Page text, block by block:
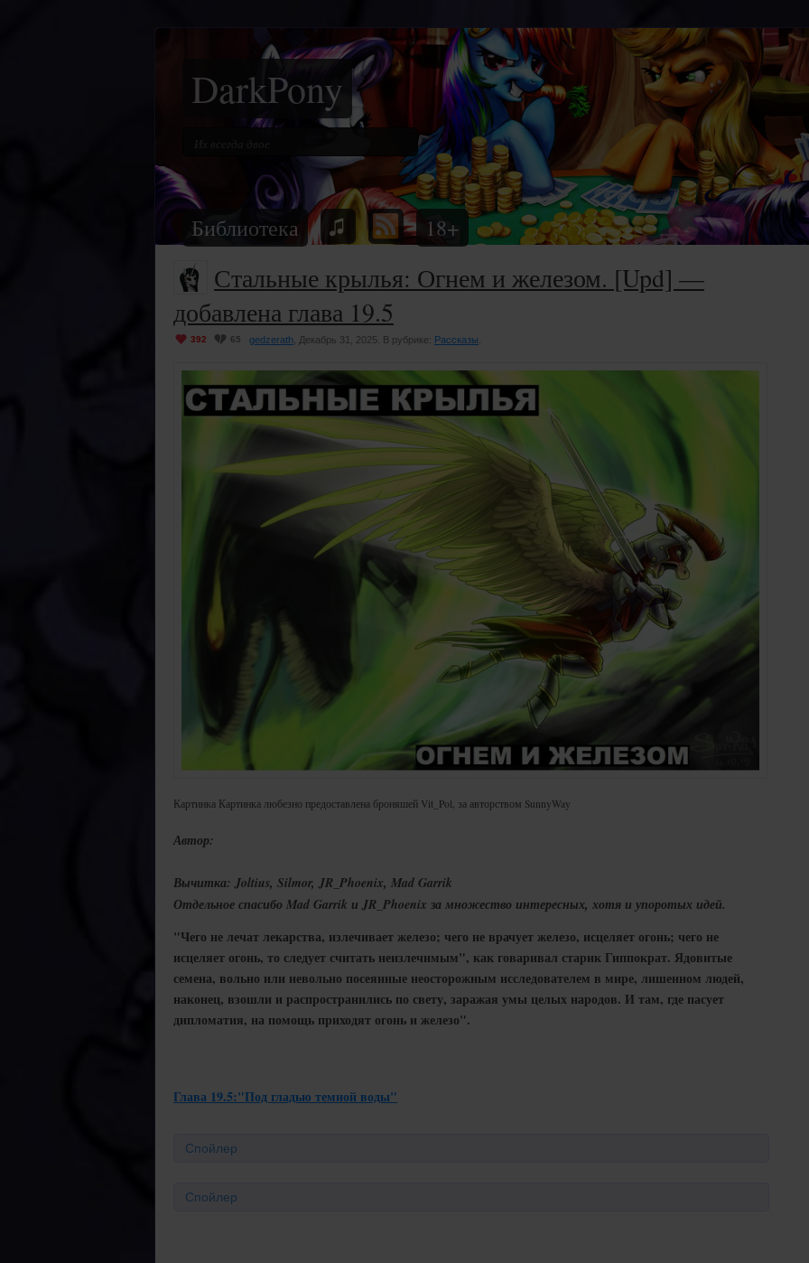
DarkPony
Библиотека 18+
Стальные крылья: Огнем и железом. [Upd] —
добавлена глава 19.5
392 65 gedzerath , Декабрь 31, 2025. В рубрике: Рассказы
Картинка Картинка любезно предоставлена броняшей Vit_Pol, за авторством SunnyWay
Автор:
Вычитка: Joltius, Silmor, JR_Phoenix, Mad Garrik
Отдельное спасибо Mad Garrik и JR_Phoenix за множество интересных, хотя и упоротых идей.
"Чего не лечат лекарства, излечивает железо; чего не врачует железо, исцеляет огонь; чего не
исцеляет огонь, то следует считать неизлечимым", как говаривал старик Гиппократ. Ядовитые
семена, вольно или невольно посеянные неосторожным исследователем в мире, лишенном людей,
наконец, взошли и распространились по свету, заражая умы целых народов. И там, где пасует
дипломатия, на помощь приходят огонь и железо".
Глава 19.5:"Под гладью темной воды"
Спойлер
Спойлер